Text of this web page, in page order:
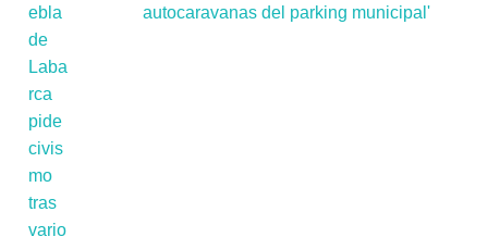
autocaravanas del parking municipal'